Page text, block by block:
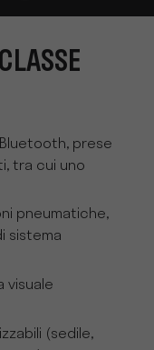
prese
tra cui uno
pneumatiche,
sistema
visuale
(sedile,